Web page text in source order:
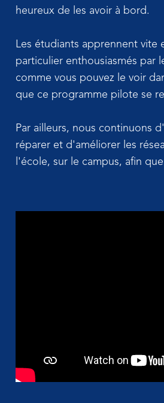
heureux de les avoir à bord.
Les étudiants apprennent
particulier enthousiasmés par
comme vous pouvez le voir
que ce programme pilote se
Par ailleurs, nous continuons
réparer et d'améliorer les
l'école, sur le campus, afin